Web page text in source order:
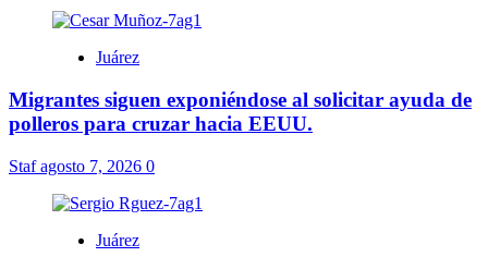
Juárez
Migrantes siguen exponiéndose al solicitar ayuda de
polleros para cruzar hacia EEUU.
Stafagosto 7, 2026 0
Juárez